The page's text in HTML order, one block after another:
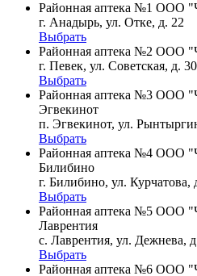
Районная аптека №1 ООО
г. Анадырь, ул. Отке, д. 22
Выбрать
Районная аптека №2 ООО
г. Певек, ул. Советская, д. 30
Выбрать
Районная аптека №3 ООО
Эгвекинот
п. Эгвекинот, ул.
Выбрать
Районная аптека №4 ООО
Билибино
г. Билибино, ул. Курчатова,
Выбрать
Районная аптека №5 ООО
Лаврентия
с. Лаврентия, ул. Дежнева,
Выбрать
Районная аптека №6 ООО